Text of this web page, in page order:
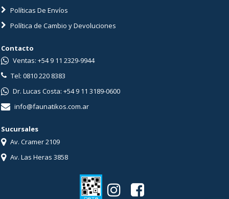
Políticas De Envíos
Política de Cambio y Devoluciones
Contacto
Ventas: +54 9 11 2329-9944
Tel: 0810 220 8383
Dr. Lucas Costa: +54 9 11 3189-0600
info@faunatikos.com.ar
Sucursales
Av. Cramer 2109
Av. Las Heras 3858